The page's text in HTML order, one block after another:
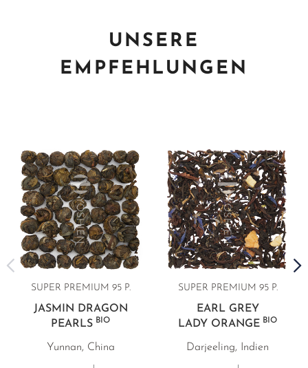
UNSERE
EMPFEHLUNGEN
SUPER PREMIUM 95 P.
JASMIN DRAGON
PEARLS BIO
Yunnan, China
SUPER PREMIUM 95 P.
EARL GREY
LADY ORANGE BIO
Darjeeling, Indien